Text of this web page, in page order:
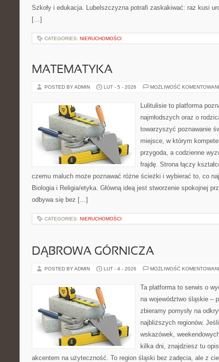
Szkoły i edukacja. Lubelszczyzna potrafi zaskakiwać: raz kusi
[…]
CATEGORIES: NIERUCHOMOŚCI
MATEMATYKA
POSTED BY ADMIN LUT - 5 - 2026 MOŻLIWOŚĆ
Lulitulisie to platforma
najmłodszych oraz o
towarzyszyć poznawanie
miejsce, w którym
przygoda, a codzienne
frajdę. Strona łączy
czemu maluch może poznawać różne ścieżki i wybierać to, co
Biologia i Religia/etyka. Główną ideą jest stworzenie spokojnej
odbywa się bez […]
CATEGORIES: NIERUCHOMOŚCI
DĄBROWA GÓRNICZA
POSTED BY ADMIN LUT - 4 - 2026 MOŻLIWOŚĆ
Ta platforma to serwis o
na województwo śląskie –
zbieramy pomysły na
najbliższych regionów.
wskazówek,
kilka dni, znajdziesz tu
akcentem na użyteczność. To region śląski bez zadęcia, ale z